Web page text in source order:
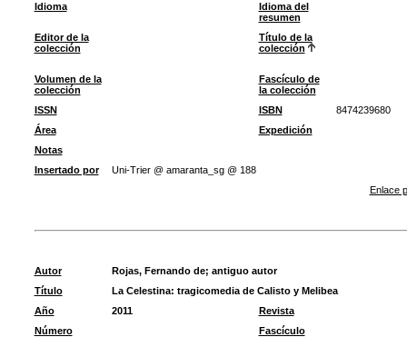
Idioma
Idioma del
resumen
Editor de la
colección
Título de la
colección
Volumen de la
colección
Fascículo de
la colección
ISSN
ISBN
8474239680
Área
Expedición
Notas
Insertado por
Uni-Trier @ amaranta_sg @ 188
Enlace
Autor Rojas, Fernando de; antiguo autor
Título
La Celestina: tragicomedia de Calisto y Melibea
Año
2011
Revista
Número
Fascículo